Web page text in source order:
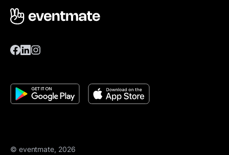
© eventmate, 2026